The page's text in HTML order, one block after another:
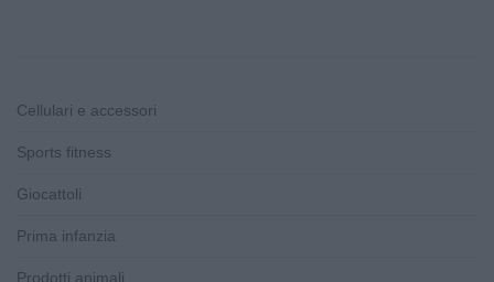
Cellulari e accessori
Sports fitness
Giocattoli
Prima infanzia
Prodotti animali